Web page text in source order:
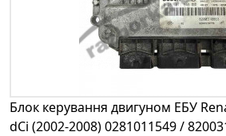
Блок керування двигуном ЕБУ
dCi (2002-2008) 0281011549 /